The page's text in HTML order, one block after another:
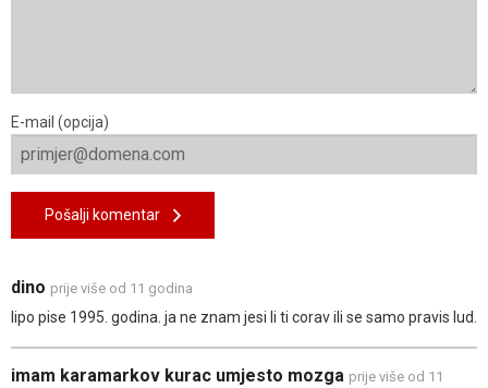
E-mail (opcija)
Pošalji komentar
dino prije više od 11 godina
lipo pise 1995. godina. ja ne znam jesi li ti corav ili se samo pravis lud.
imam karamarkov kurac umjesto mozga prije više od 11